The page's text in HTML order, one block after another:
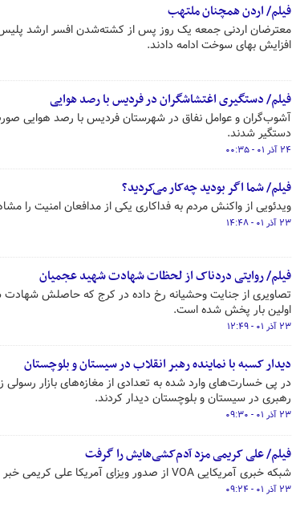
فیلم/ اردن همچنان ملتهب
معترضان اردنی جمعه یک روز پس از کشته‌شدن افسر ارشد
افزایش بهای سوخت ادامه دادند.
فیلم/ دستگیری اغتشاشگران در فردیس با رصد هوایی
آشوب‌گران و عوامل نفاق در شهرستان فردیس با رصد هوایی
دستگیر شدند.
۲۴ آذر ۰۱ - ۰۰:۳۵
فیلم/ شما اگر بودید چه‌کار می‌کردید؟
ویدئویی از واکنش مردم به فداکاری یکی از مدافعان امنیت را
۲۳ آذر ۰۱ - ۱۴:۴۸
فیلم/ روایتی دردناک از لحظات شهادت شهید عجمیان
تصاویری از جنایت وحشیانه رخ داده در کرج که حاصلش شهادت
اولین بار پخش شده است.
۲۳ آذر ۰۱ - ۱۲:۴۹
دیدار کسبه با نماینده‌ رهبر انقلاب در سیستان‌ و بلوچستان
در پی خسارت‌های وارد شده به تعدادی از مغازه‌های بازار رسولی
رهبری در سیستان و بلوچستان دیدار کردند.
۲۳ آذر ۰۱ - ۰۹:۳۰
فیلم/ علی کریمی مزد آدم‌کشی‌هایش را گرفت
شبکه خبری آمریکایی VOA از صدور ویزای آمریکا علی کریمی خبر داد.
۲۳ آذر ۰۱ - ۰۹:۲۴